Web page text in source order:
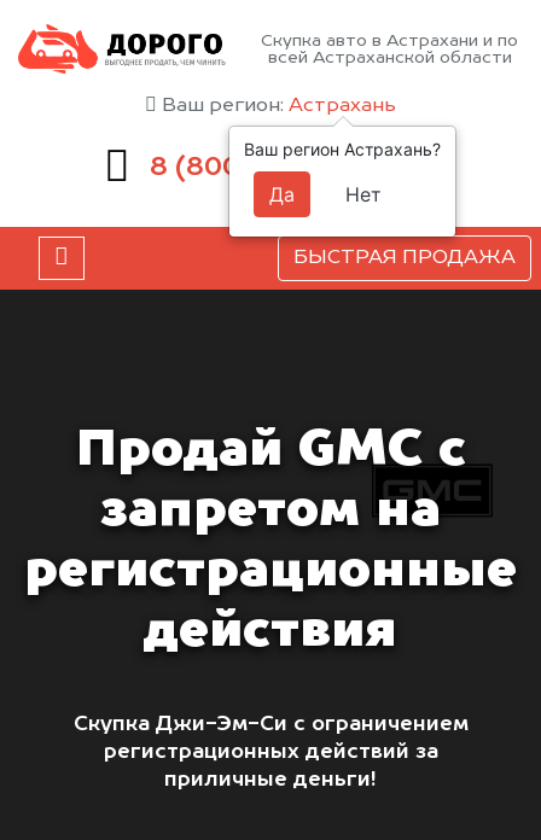
Скупка авто в Астрахани и по
всей Астраханской области
Ваш регион: Астрахань
8 (800)551-81-15
БЫСТРАЯ ПРОДАЖА
Продай GMC с
запретом на
регистрационные
действия
Скупка Джи-Эм-Си с ограничением
регистрационных действий за
приличные деньги!
Ваш регион Астрахань?
Да Нет